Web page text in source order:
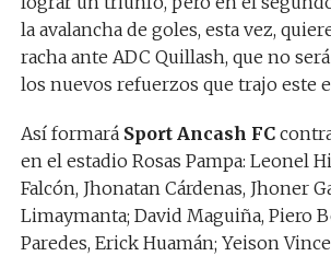
la avalancha de goles, esta vez,
racha ante ADC Quillash, que no
los nuevos refuerzos que trajo este
Así formará Sport Ancash FC
en el estadio Rosas Pampa: Leonel
Falcón, Jhonatan Cárdenas, Jhoner
Limaymanta; David Maguiña, Piero
Paredes, Erick Huamán; Yeison